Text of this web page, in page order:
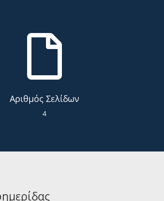

Αριθμός Σελίδων
4